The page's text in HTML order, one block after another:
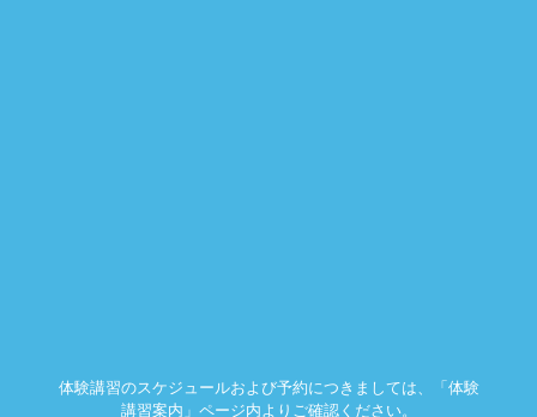
体験講習のスケジュールおよび予約につきましては、「体験
講習案内」ページ内よりご確認ください。